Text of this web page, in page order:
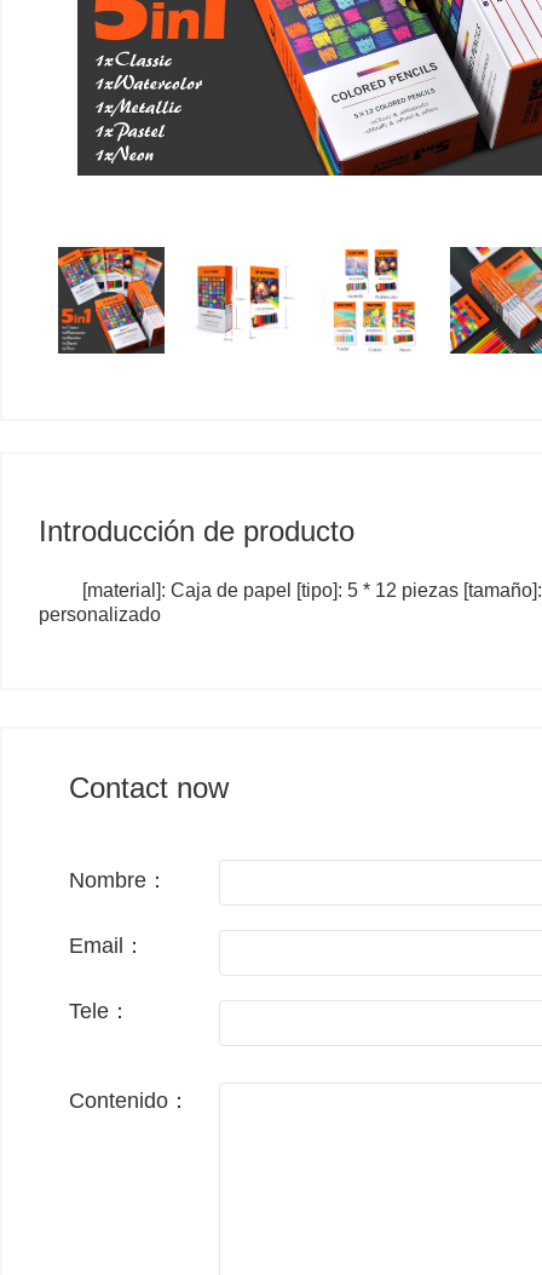
Introducción de producto
[material]: Caja de papel [tipo]: 5 * 12 piezas
personalizado
Contact now
Nombre：
Email：
Tele：
Contenido：